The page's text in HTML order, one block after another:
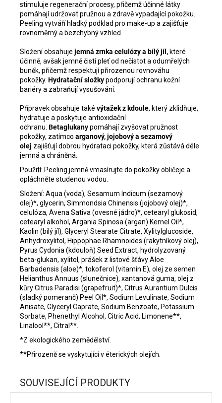
stimuluje regenerační procesy, přičemž účinné látky
pomáhají udržovat pružnou a zdravě vypadající pokožku.
Peeling vytváří hladký podklad pro make-up a zajišťuje
rovnoměrný a bezchybný vzhled.
Složení obsahuje jemná zrnka celulózy a bílý jíl, které
účinně, avšak jemně čistí pleť od nečistot a odumřelých
buněk, přičemž respektují přirozenou rovnováhu
pokožky. Hydratační složkypodporují ochranu kožní
bariéry a zabraňují vysušování.
Přípravek obsahuje také výtažek z kdoule, který zklidňuje,
hydratuje a poskytuje antioxidační
ochranu. Betaglukanypomáhají zvyšovat pružnost
pokožky, zatímco arganový, jojobový a sezamový
olej zajišťují dobrou hydrataci pokožky, která zůstává déle
jemná a chráněná.
Použití: Peeling jemně vmasírujte do pokožky obličeje a
opláchněte studenou vodou.
Složení: Aqua (voda), Sesamum Indicum (sezamový
olej)*, glycerin, Simmondsia Chinensis (jojobový olej)*,
celulóza, Avena Sativa (ovesné jádro)*, cetearyl glukosid,
cetearyl alkohol, Argania Spinosa (argan) Kernel Oil*,
Kaolin (bílý jíl), Glyceryl Stearate Citrate, Xylitylglucoside,
Anhydroxylitol, Hippophae Rhamnoides (rakytníkový olej),
Pyrus Cydonia (kdouloň) Seed Extract, hydrolyzovaný
beta-glukan, xylitol, prášek z listové šťávy Aloe
Barbadensis (aloe)*, tokoferol (vitamin E), olej ze semen
Helianthus Annuus (slunečnice), xantanová guma, olej z
kůry Citrus Paradisi (grapefruit)*, Citrus Aurantium Dulcis
(sladký pomeranč) Peel Oil*, Sodium Levulinate, Sodium
Anisate, Glyceryl Caprate, Sodium Benzoate, Potassium
Sorbate, Phenethyl Alcohol, Citric Acid, Limonene**,
Linalool**, Citral**.
*Z ekologického zemědělství.
**Přirozeně se vyskytující v éterických olejích.
SOUVISEJÍCÍ PRODUKTY